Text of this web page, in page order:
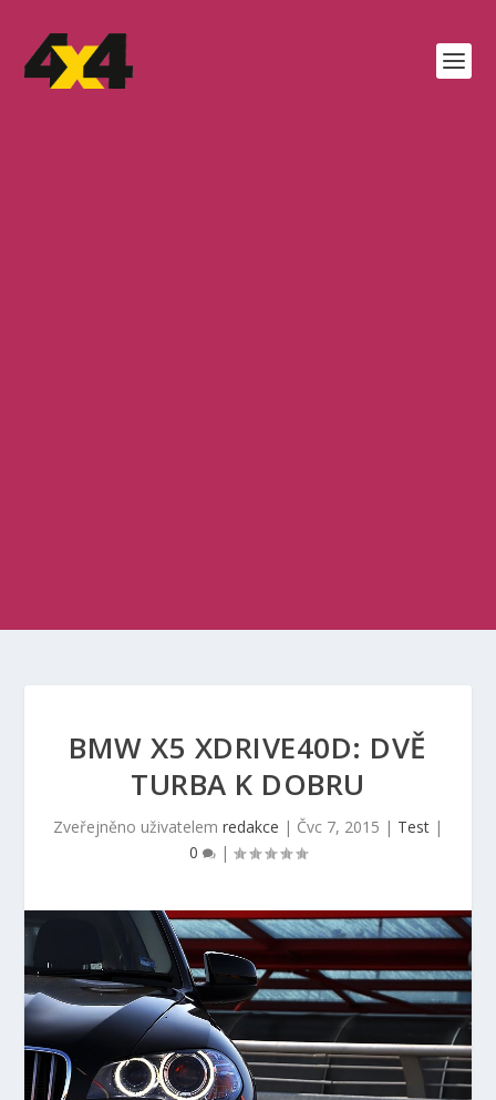
BMW X5 XDRIVE40D: DVĚ
TURBA K DOBRU
Zveřejněno uživatelem redakce | Čvc 7, 2015 | Test |
0
|